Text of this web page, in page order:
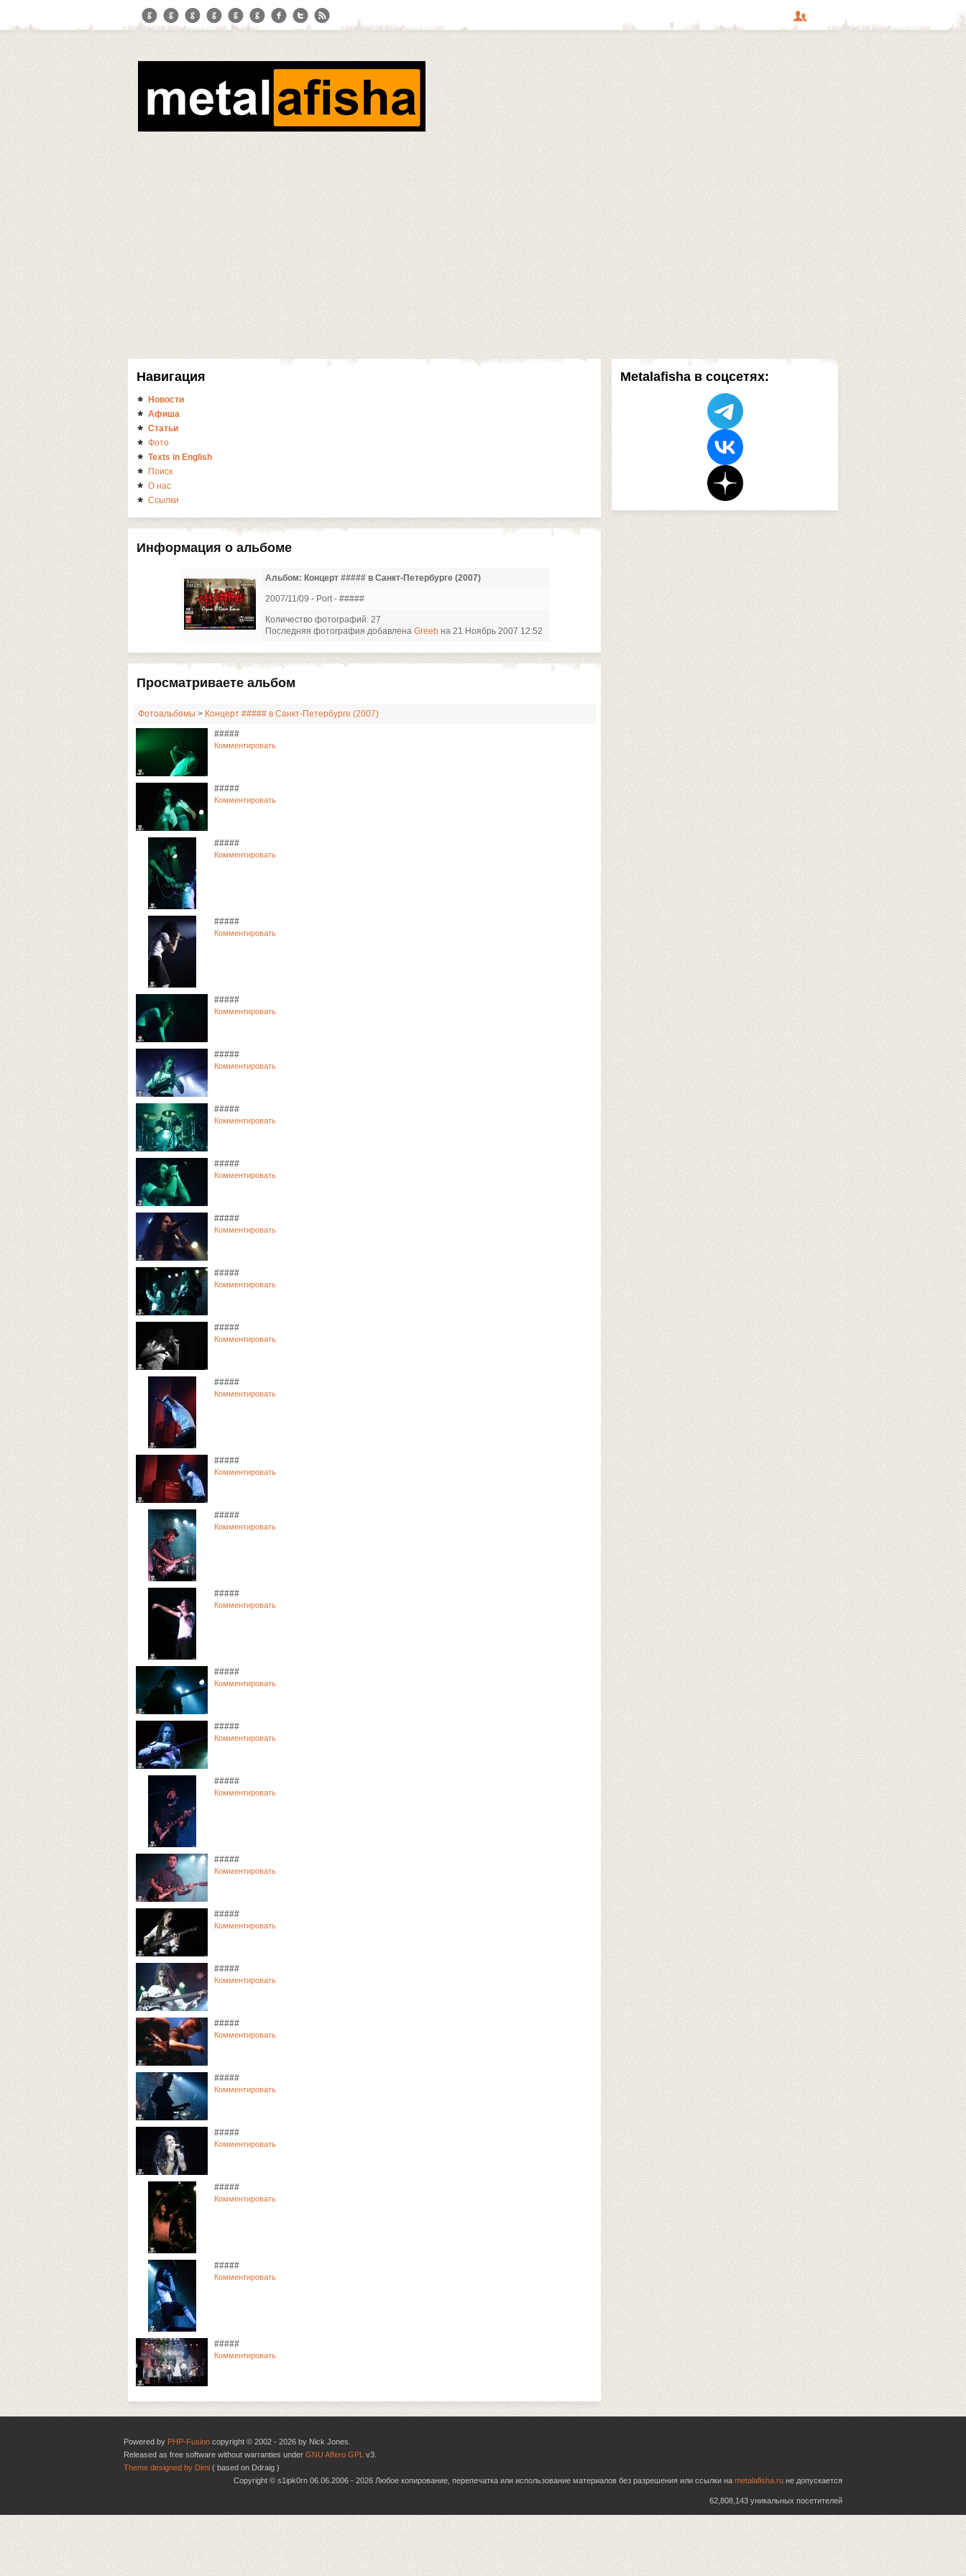
Metalafisha в соцсетях:
Навигация
Новости
Афиша
Статьи
Фото
Texts in English
Поиск
О нас
Ссылки
Информация о альбоме
Альбом: Концерт ##### в Санкт-Петербурге (2007)
2007/11/09 - Port - #####
Количество фотографий: 27
Последняя фотография добавлена Greeb на 21 Ноябрь 2007 12:52
Просматриваете альбом
Фотоальбомы > Концерт ##### в Санкт-Петербурге (2007)
#####
Комментировать
#####
Комментировать
#####
Комментировать
#####
Комментировать
#####
Комментировать
#####
Комментировать
#####
Комментировать
#####
Комментировать
#####
Комментировать
#####
Комментировать
#####
Комментировать
#####
Комментировать
#####
Комментировать
#####
Комментировать
#####
Комментировать
#####
Комментировать
#####
Комментировать
#####
Комментировать
#####
Комментировать
#####
Комментировать
#####
Комментировать
#####
Комментировать
#####
Комментировать
#####
Комментировать
#####
Комментировать
#####
Комментировать
#####
Комментировать
Powered by PHP-Fusion copyright © 2002 - 2026 by Nick Jones.
Released as free software without warranties under GNU Affero GPL v3.
Theme designed by Dimi ( based on Ddraig )
Copyright © s1ipk0rn 06.06.2006 - 2026 Любое копирование, перепечатка или использование материалов без разрешения или ссылки на metalafisha.ru не допускается
62,808,143 уникальных посетителей